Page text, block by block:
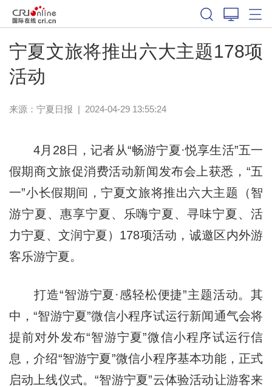
宁夏文旅将推出六大主题178项
活动
来源： 宁夏日报 | 2024-04-29 13:55:24
4月28日，记者从“畅游宁夏·悦享生活”五一
假期商文旅促消费活动新闻发布会上获悉，“五
一”小长假期间，宁夏文旅将推出六大主题（智
游宁夏、惠享宁夏、乐嗨宁夏、寻味宁夏、活
力宁夏、文润宁夏）178项活动，诚邀区内外游
客乐游宁夏。
打造“智游宁夏·感轻松便捷”主题活动。其
中，“智游宁夏”微信小程序试运行新闻通气会将
提前对外发布“智游宁夏”微信小程序试运行信
息，介绍“智游宁夏”微信小程序基本功能，正式
启动上线仪式。“智游宁夏”云体验活动让游客来